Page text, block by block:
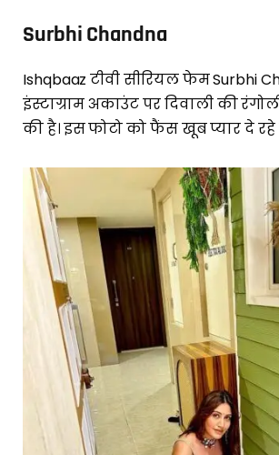
Surbhi Chandna
Ishqbaaz टीवी सीरियल फेम Surbhi
इंस्टाग्राम अकाउंट पर दिवाली की
की है। इस फोटो को फैंस खूब प्यार दे रहे